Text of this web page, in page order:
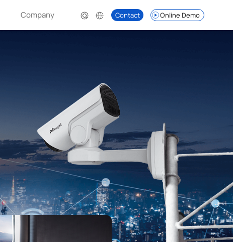
Company Contact Online Demo